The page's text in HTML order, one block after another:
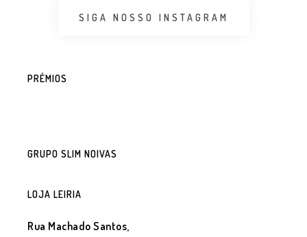
SIGA NOSSO INSTAGRAM
PRÉMIOS
GRUPO SLIM NOIVAS
LOJA LEIRIA
Rua Machado Santos,